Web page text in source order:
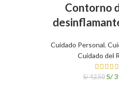
Contorno
Cuidado Personal,
Cuidado del
S/42.50 S/